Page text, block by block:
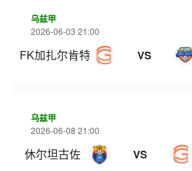
乌兹甲
2026-06-03 21:00
FK加扎尔肯特 VS
乌兹甲
2026-06-08 21:00
休尔坦古佐 VS